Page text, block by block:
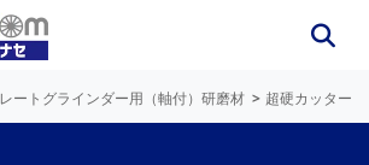
ートグラインダー用（軸付）研磨材 超硬カッター